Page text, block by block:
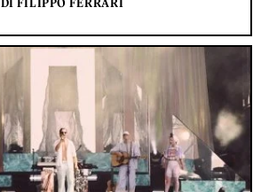
DI FILIPPO FERRARI